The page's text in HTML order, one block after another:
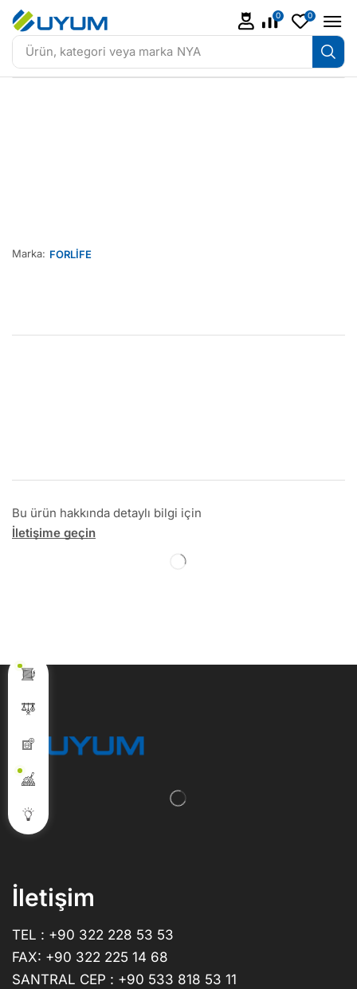
Ürün, kategori veya marka NYA
0 0
Marka: FORLİFE
Bu ürün hakkında detaylı bilgi için
İletişime geçin
İletişim
TEL : +90 322 228 53 53
FAX: +90 322 225 14 68
SANTRAL CEP : +90 533 818 53 11